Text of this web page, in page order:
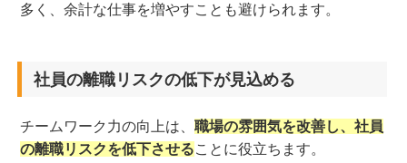
多く、余計な仕事を増やすことも避けられます。
社員の離職リスクの低下が見込める
チームワーク力の向上は、職場の雰囲気を改善し、社員
の離職リスクを低下させることに役立ちます。